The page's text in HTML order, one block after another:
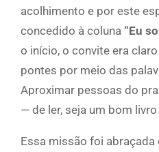
acolhimento e por este
concedido à coluna “Eu
o início, o convite era
pontes por meio das
Aproximar pessoas do
— de ler, seja um bom
Essa missão foi abraçada